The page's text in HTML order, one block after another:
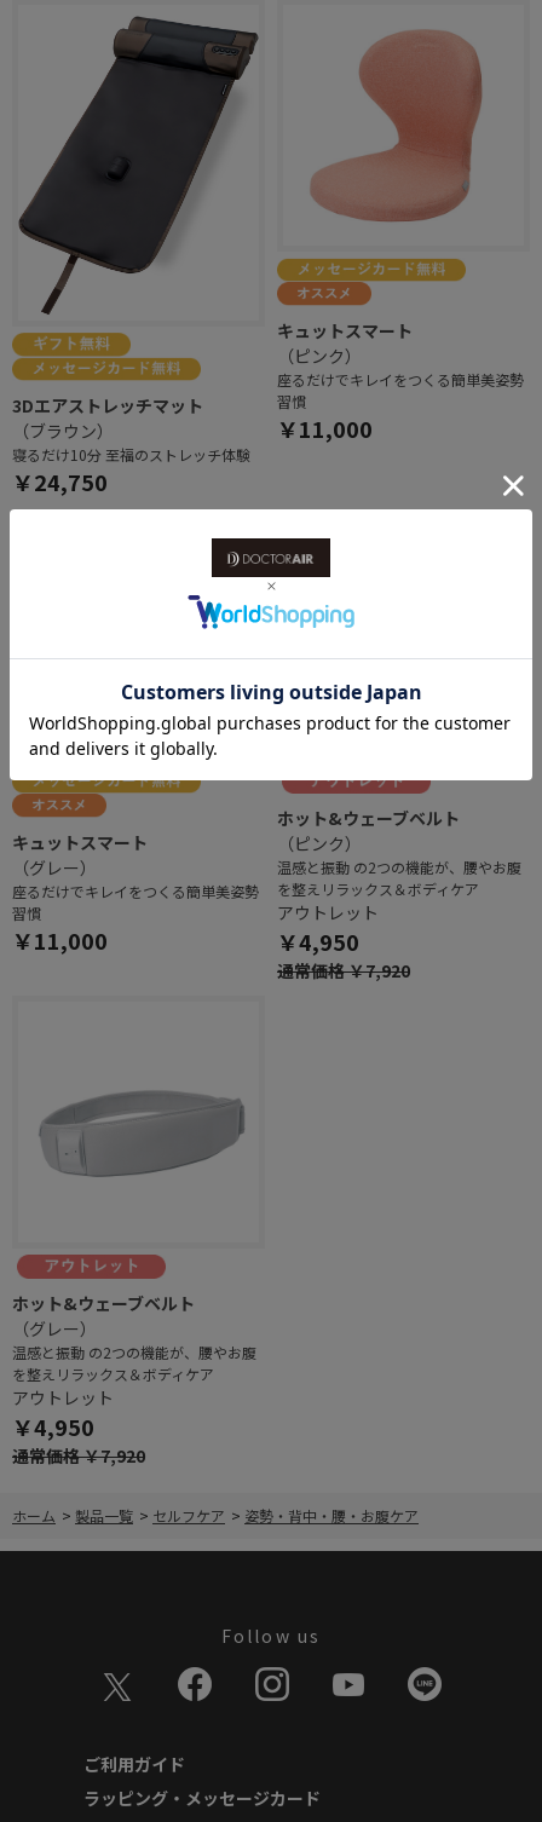
3Dエアストレッチマット
（ブラウン）
寝るだけ10分 至福のストレッチ体験
￥24,750
キュットスマート
（ピンク）
座るだけでキレイをつくる簡単美姿勢
習慣
￥11,000
キュットスマート
（グレー）
座るだけでキレイをつくる簡単美姿勢
習慣
￥11,000
ホット&ウェーブベルト
（ピンク）
温感と振動 の2つの機能が、腰やお腹
を整えリラックス＆ボディケア
アウトレット
￥4,950
通常価格 ￥7,920
ホット&ウェーブベルト
（グレー）
温感と振動 の2つの機能が、腰やお腹
を整えリラックス＆ボディケア
アウトレット
￥4,950
通常価格 ￥7,920
ホーム > 製品一覧 > セルフケア > 姿勢・背中・腰・お腹ケア
Follow us
ご利用ガイド
ラッピング・メッセージカード